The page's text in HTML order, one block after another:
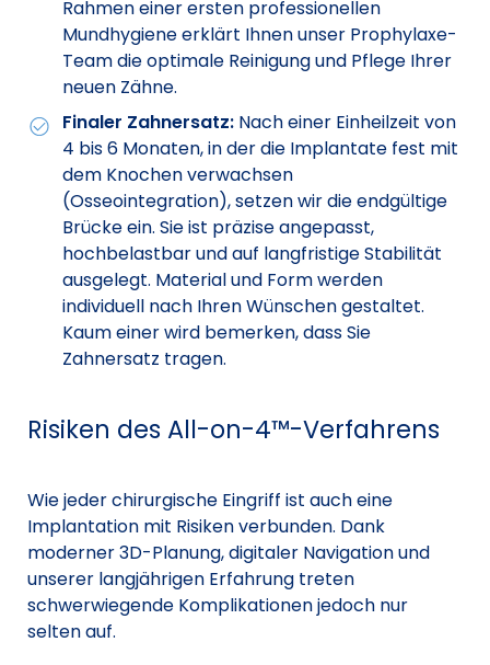
Rahmen einer ersten professionellen
Mundhygiene erklärt Ihnen unser Prophylaxe-
Team die optimale Reinigung und Pflege Ihrer
neuen Zähne.
Finaler Zahnersatz: Nach einer Einheilzeit von
4 bis 6 Monaten, in der die Implantate fest mit
dem Knochen verwachsen
(Osseointegration), setzen wir die endgültige
Brücke ein. Sie ist präzise angepasst,
hochbelastbar und auf langfristige Stabilität
ausgelegt. Material und Form werden
individuell nach Ihren Wünschen gestaltet.
Kaum einer wird bemerken, dass Sie
Zahnersatz tragen.
Risiken des All-on-4™-Verfahrens
Wie jeder chirurgische Eingriff ist auch eine
Implantation mit Risiken verbunden. Dank
moderner 3D-Planung, digitaler Navigation und
unserer langjährigen Erfahrung treten
schwerwiegende Komplikationen jedoch nur
selten auf.